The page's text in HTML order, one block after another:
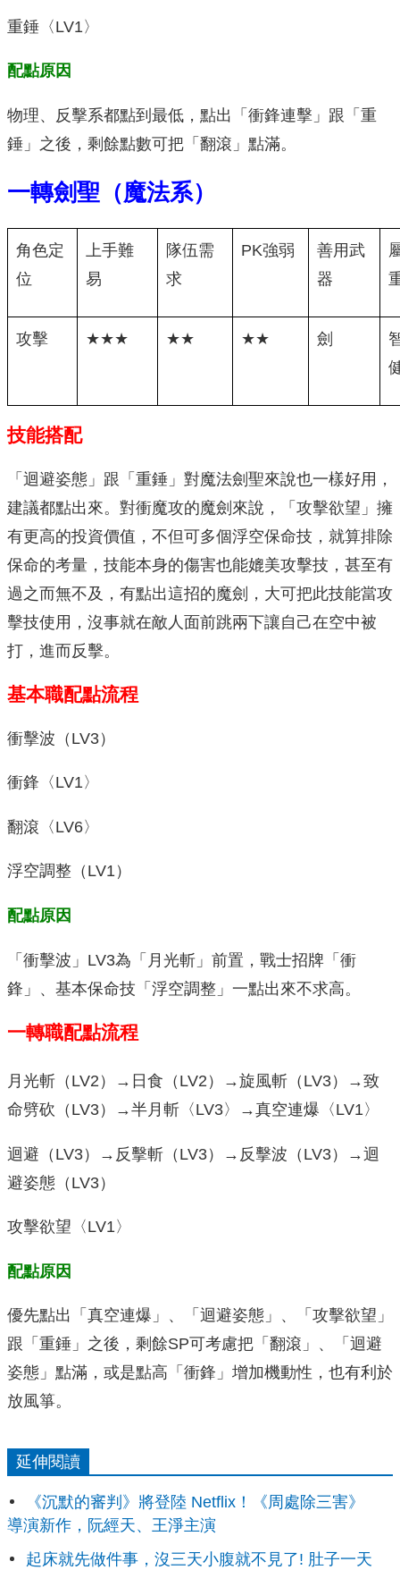
重錘〈LV1〉
配點原因
物理、反擊系都點到最低，點出「衝鋒連擊」跟「重
錘」之後，剩餘點數可把「翻滾」點滿。
一轉劍聖（魔法系）
角色定
位
上手難
易
隊伍需
求
PK強弱
善用武
器
攻擊 ★★★ ★★ ★★ 劍
技能搭配
「迴避姿態」跟「重錘」對魔法劍聖來說也一樣好用，
建議都點出來。對衝魔攻的魔劍來說，「攻擊欲望」擁
有更高的投資價值，不但可多個浮空保命技，就算排除
保命的考量，技能本身的傷害也能媲美攻擊技，甚至有
過之而無不及，有點出這招的魔劍，大可把此技能當攻
擊技使用，沒事就在敵人面前跳兩下讓自己在空中被
打，進而反擊。
基本職配點流程
衝擊波（LV3）
衝鋒〈LV1〉
翻滾〈LV6〉
浮空調整（LV1）
配點原因
「衝擊波」LV3為「月光斬」前置，戰士招牌「衝
鋒」、基本保命技「浮空調整」一點出來不求高。
一轉職配點流程
月光斬（LV2）→日食（LV2）→旋風斬（LV3）→致
命劈砍（LV3）→半月斬〈LV3〉→真空連爆〈LV1〉
迴避（LV3）→反擊斬（LV3）→反擊波（LV3）→迴
避姿態（LV3）
攻擊欲望〈LV1〉
配點原因
優先點出「真空連爆」、「迴避姿態」、「攻擊欲望」
跟「重錘」之後，剩餘SP可考慮把「翻滾」、「迴避
姿態」點滿，或是點高「衝鋒」增加機動性，也有利於
放風箏。
延伸閱讀
《沉默的審判》將登陸 Netflix！《周處除三害》
導演新作，阮經天、王淨主演
起床就先做件事，沒三天小腹就不見了! 肚子一天